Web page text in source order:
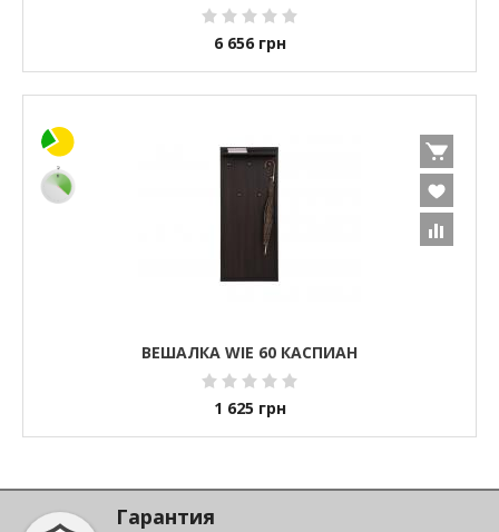
6 656 грн
ВЕШАЛКА WIE 60 КАСПИАН
1 625 грн
Гарантия